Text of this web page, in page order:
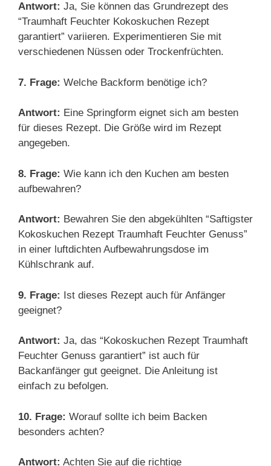
Antwort: Ja, Sie können das Grundrezept des
“Traumhaft Feuchter Kokoskuchen Rezept
garantiert” variieren. Experimentieren Sie mit
verschiedenen Nüssen oder Trockenfrüchten.
7. Frage: Welche Backform benötige ich?
Antwort: Eine Springform eignet sich am besten
für dieses Rezept. Die Größe wird im Rezept
angegeben.
8. Frage: Wie kann ich den Kuchen am besten
aufbewahren?
Antwort: Bewahren Sie den abgekühlten “Saftigster
Kokoskuchen Rezept Traumhaft Feuchter Genuss”
in einer luftdichten Aufbewahrungsdose im
Kühlschrank auf.
9. Frage: Ist dieses Rezept auch für Anfänger
geeignet?
Antwort: Ja, das “Kokoskuchen Rezept Traumhaft
Feuchter Genuss garantiert” ist auch für
Backanfänger gut geeignet. Die Anleitung ist
einfach zu befolgen.
10. Frage: Worauf sollte ich beim Backen
besonders achten?
Antwort: Achten Sie auf die richtige